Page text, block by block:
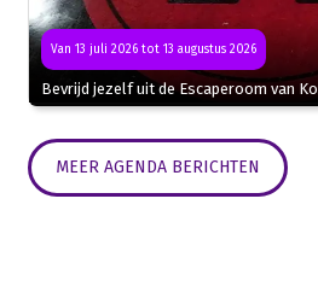
Van 13 juli 2026 tot 13 augustus 2026
Bevrijd jezelf uit de Escaperoom van
MEER AGENDA BERICHTEN